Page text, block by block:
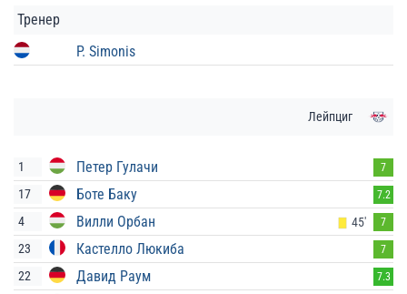
Тренер
P. Simonis
Лейпциг
1 Петер Гулачи 7
17 Боте Баку 7.2
4 Вилли Орбан 45' 7
23 Кастелло Люкиба 7
22 Давид Раум 7.3